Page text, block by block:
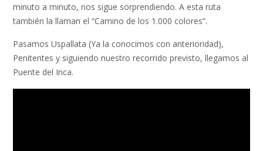
minuto a minuto, nos sigue sorprendiendo. A esta ruta
también la llaman el “Camino de los 1.000 colores”.
Pasamos Uspallata (Ya la conocimos con anterioridad),
Penitentes y siguiendo nuestro recorrido previsto, llegamos al
Puente del Inca.